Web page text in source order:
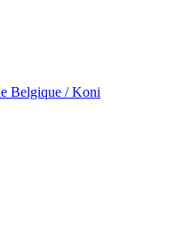
Belgique / Koni